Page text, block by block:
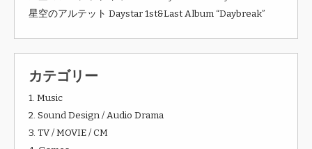
星空のアルテット Daystar 1st&Last Album “Daybreak”
カテゴリー
1. Music
2. Sound Design / Audio Drama
3. TV / MOVIE / CM